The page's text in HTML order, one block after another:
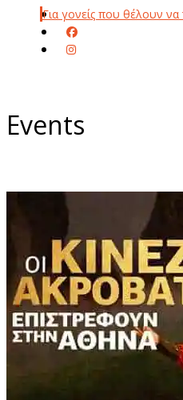
Για γονείς που θέλουν
Events